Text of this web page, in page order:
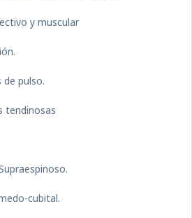
y muscular
de pulso.
tendinosas
cubital.